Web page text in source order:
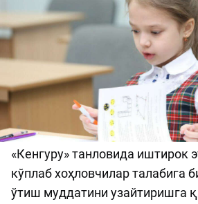
«Кенгуру» танловида иштирок
кўплаб хоҳловчилар талабига
ўтиш муддатини узайтиришга